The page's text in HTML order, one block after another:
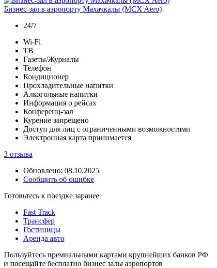
Бизнес-зал в аэропорту Махачкалы (MCX Aero)
24/7
Wi-Fi
ТВ
Газеты/Журналы
Телефон
Кондиционер
Прохладительные напитки
Алкогольные напитки
Информация о рейсах
Конференц-зал
Курение запрещено
Доступ для лиц с ограниченными возможностями
Электронная карта принимается
3 отзыва
Обновлено: 08.10.2025
Сообщить об ошибке
Готовьтесь к поездке заранее
Fast Track
Трансфер
Гостиницы
Аренда авто
Пользуйтесь премиальными картами крупнейших банков РФ
и посещайте бесплатно бизнес залы аэропортов